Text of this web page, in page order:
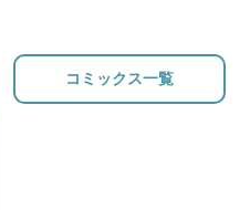
コミックス一覧